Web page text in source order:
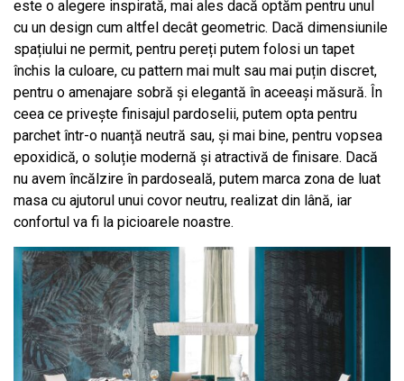
este o alegere inspirată, mai ales dacă optăm pentru unul
cu un design cum altfel decât geometric. Dacă dimensiunile
spațiului ne permit, pentru pereți putem folosi un tapet
închis la culoare, cu pattern mai mult sau mai puțin discret,
pentru o amenajare sobră și elegantă în aceeași măsură. În
ceea ce privește finisajul pardoselii, putem opta pentru
parchet într-o nuanță neutră sau, și mai bine, pentru vopsea
epoxidică, o soluție modernă și atractivă de finisare. Dacă
nu avem încălzire în pardoseală, putem marca zona de luat
masa cu ajutorul unui covor neutru, realizat din lână, iar
confortul va fi la picioarele noastre.